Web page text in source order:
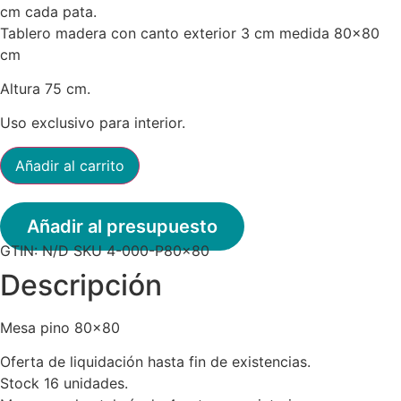
cm cada pata.
Tablero madera con canto exterior 3 cm medida 80×80
cm
Altura 75 cm.
Uso exclusivo para interior.
Mesa
pino
80x80
Añadir al carrito
Añadir al presupuesto
GTIN:N/D SKU4-000-P80x80
Descripción
Mesa pino 80×80
Oferta de liquidación hasta fin de existencias.
Stock 16 unidades.